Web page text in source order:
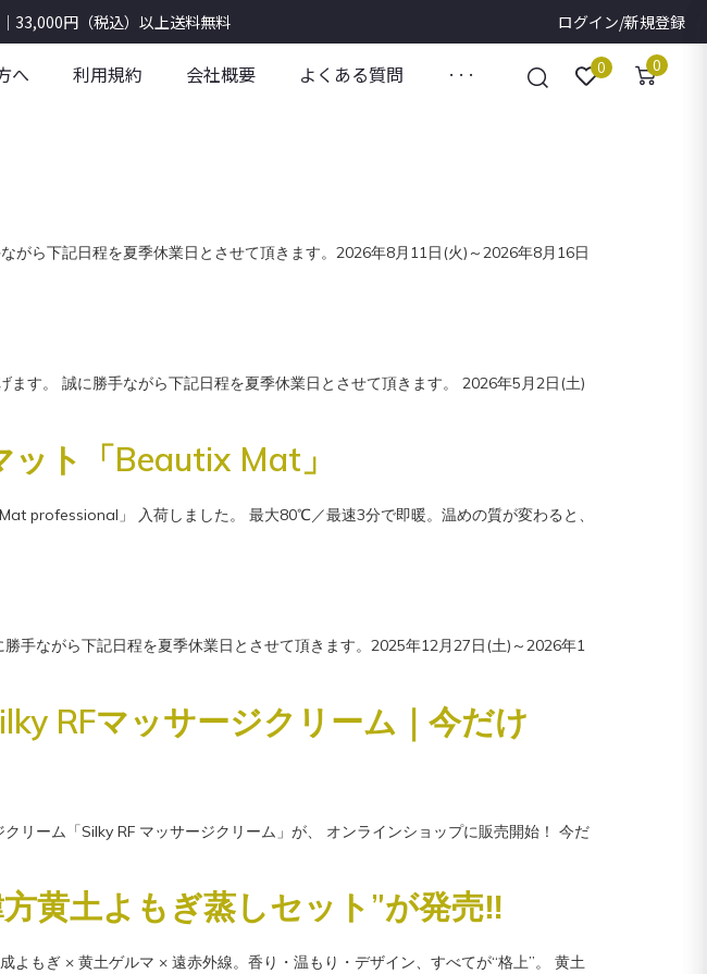
33,000円（税込）以上送料無料 ログイン/新規登録
へ 利用規約 会社概要 よくある質問 ··· 0 0
ら下記日程を夏季休業日とさせて頂きます。2026年8月11日(火)～2026年8月16日
す。 誠に勝手ながら下記日程を夏季休業日とさせて頂きます。 2026年5月2日(土)
ット「Beautix Mat」
professional」 入荷しました。 最大80℃／最速3分で即暖。温めの質が変わると、
手ながら下記日程を夏季休業日とさせて頂きます。2025年12月27日(土)～2026年1
RFマッサージクリーム｜今だけ
リーム「Silky RF マッサージクリーム」が、 オンラインショップに販売開始！ 今だ
黄土よもぎ蒸しセット”が発売‼
もぎ × 黄土ゲルマ × 遠赤外線。香り・温もり・デザイン、すべてが“格上”。 黄土